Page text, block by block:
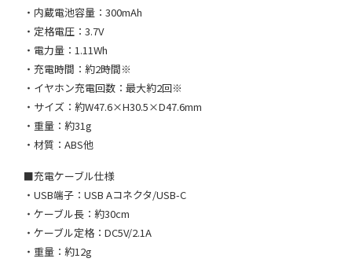
・内蔵電池容量：300mAh
・定格電圧：3.7V
・電力量：1.11Wh
・充電時間：約2時間※
・イヤホン充電回数：最大約2回※
・サイズ：約W47.6×H30.5×D47.6mm
・重量：約31g
・材質：ABS他
■充電ケーブル仕様
・USB端子：USB Aコネクタ/USB-C
・ケーブル長：約30cm
・ケーブル定格：DC5V/2.1A
・重量：約12g